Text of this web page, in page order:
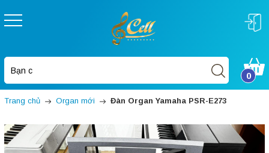
0
Trang chủ Organ mới Đàn Organ Yamaha PSR-E273